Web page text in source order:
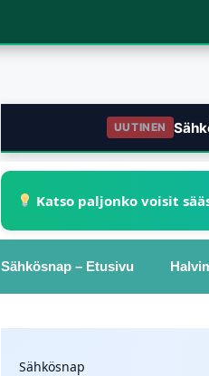
UUTINEN
Katso paljonko voisit
Sähkösnap – Etusivu
Sähkösnap